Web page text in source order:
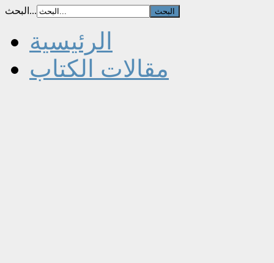
البحث...
الرئيسية
مقالات الكتاب